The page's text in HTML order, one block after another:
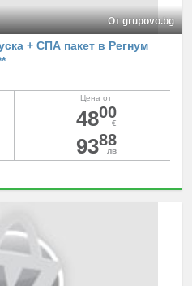
От grupovo.bg
+ СПА пакет в Регнум
Цена от
4800
€
9388
лв